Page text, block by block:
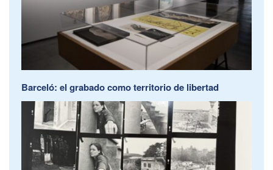
Barceló: el grabado como territorio de libertad